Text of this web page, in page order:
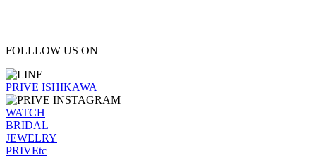
FOLLLOW US ON
PRIVE ISHIKAWA
WATCH
BRIDAL
JEWELRY
PRIVEtc